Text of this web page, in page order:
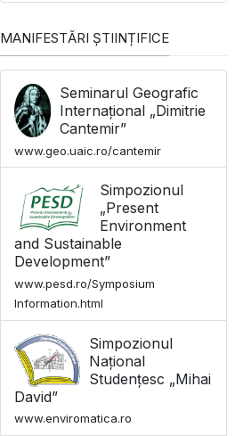
MANIFESTĂRI ȘTIINȚIFICE
Seminarul Geografic
Internațional „Dimitrie
Cantemir”
www.geo.uaic.ro/cantemir
Simpozionul
„Present
Environment
and Sustainable
Development”
www.pesd.ro/Symposium
Information.html
Simpozionul
Național
Studențesc „Mihai
David”
www.enviromatica.ro